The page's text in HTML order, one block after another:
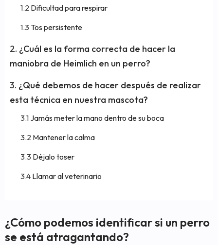
Dificultad para respirar
Tos persistente
¿Cuál es la forma correcta de hacer la
maniobra de Heimlich en un perro?
¿Qué debemos de hacer después de realizar
esta técnica en nuestra mascota?
Jamás meter la mano dentro de su boca
Mantener la calma
Déjalo toser
Llamar al veterinario
¿Cómo podemos identificar si un perro
se está atragantando?